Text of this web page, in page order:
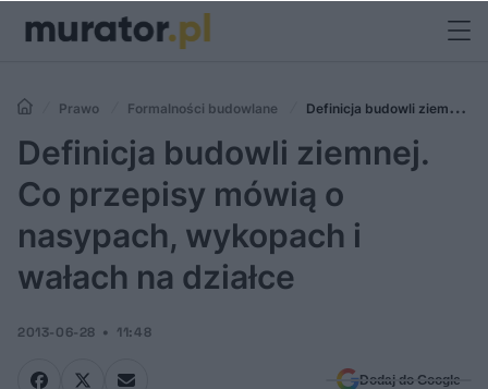
Prawo Formalności budowlane
Definicja budowli ziemnej.
Co przepisy mówią o nasypach, wykopach i wałach na działce
Definicja budowli ziemnej.
Co przepisy mówią o
nasypach, wykopach i
wałach na działce
2013-06-28 11:48
Dodaj do Google